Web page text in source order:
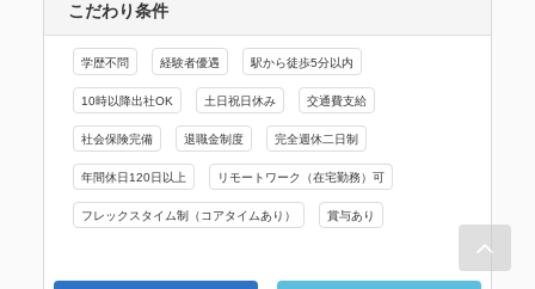
こだわり条件
学歴不問 経験者優遇 駅から徒歩5分以内
10時以降出社OK 土日祝日休み 交通費支給
社会保険完備 退職金制度 完全週休二日制
年間休日120日以上 リモートワーク（在宅勤務）可
フレックスタイム制（コアタイムあり） 賞与あり